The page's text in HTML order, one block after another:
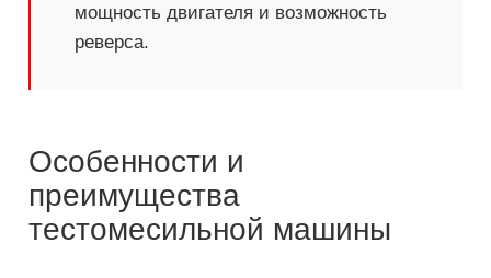
мощность двигателя и возможность
реверса.
Особенности и
преимущества
тестомесильной машины